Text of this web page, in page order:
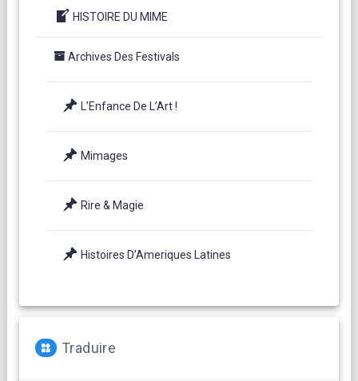
HISTOIRE DU MIME
Archives Des Festivals
L’Enfance De L’Art !
Mimages
Rire & Magie
Histoires D’Ameriques Latines
Traduire